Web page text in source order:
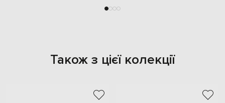
Також з цієї колекції